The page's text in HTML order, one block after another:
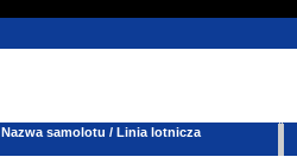
Nazwa samolotu / Linia lotnicza